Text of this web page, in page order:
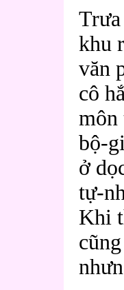
khu
văn
cô
môn
bộ-
ở
tự-
Khi